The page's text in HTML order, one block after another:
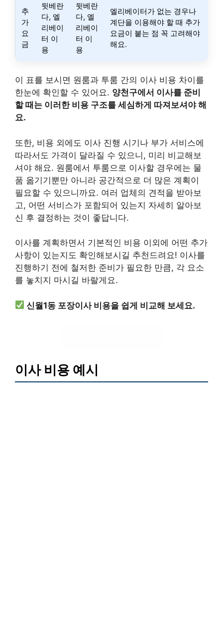
추
가
요
금
뒷베란
다, 엘
리베이
터 이
용
뒷베란
다, 엘
리베이
터 이
용
엘리베이터가 없는 경우나
계단을 이용해야 할 때 추가
요금이 붙는 점 꼭 고려해야
해요.
이 표를 보시면 원룸과 투룸 간의 이사 비용 차이를
한눈에 확인할 수 있어요. 양천구에서 이사를 준비
할 때는 이러한 비용 구조를 세심하게 따져보셔야 해
요.
또한, 비용 외에도 이사 진행 시기나 부가 서비스에
따라서도 가격이 달라질 수 있으니, 미리 비교해보
셔야 해요. 원룸에서 투룸으로 이사할 경우에는 물
품 옮기기뿐만 아니라 공간적으로 더 많은 계획이
필요할 수 있으니까요. 여러 업체의 견적을 받아보
고, 어떤 서비스가 포함되어 있는지 자세히 알아보
신 후 결정하는 것이 좋답니다.
이사를 계획하면서 기본적인 비용 이외에 어떤 추가
사항이 있는지도 확인해보시길 추천드려요! 이사를
진행하기 전에 철저한 준비가 필요한 만큼, 각 요소
를 놓치지 마시길 바랄게요.
신월1동 포장이사 비용을 쉽게 비교해 보세요.
이사 비용 예시